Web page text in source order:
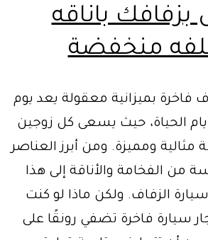
بزفافك باناقه
منخفضة
فاخرة بميزانية معقولة يعد يوم
الحياة، حيث يسعى كل زوجين
ومميزة. ومن أبرز العناصر
من الفخامة والأناقة إلى هذا
سيارة الزفاف. ولكن ماذا لو كنت
سيارة فاخرة تضفي رونقًا على